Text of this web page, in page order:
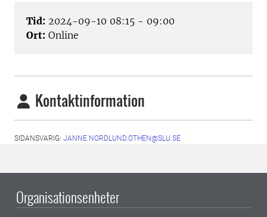
Tid: 2024-09-10 08:15 - 09:00
Ort: Online
Kontaktinformation
SIDANSVARIG: JANNE.NORDLUND.OTHEN@SLU.SE
Organisationsenheter